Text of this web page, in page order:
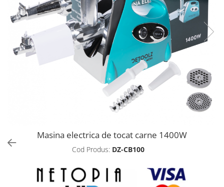
Scutere electrice
Scutere pe benzina
Tricicluri cargo fara permis
Tricicluri persoane
Biciclete, trotinete, triciclete
Motoburghie si accesorii
Accesorii motoburghie
Motoburghie
Drujbe, fierastraie electrice
Masina electrica de tocat carne 1400W
Cod Produs: DZ-CB100